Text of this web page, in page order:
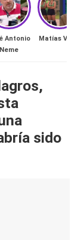
Antonio
Neme
Matías Vega
sido